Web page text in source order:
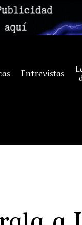
Entrevistas
a